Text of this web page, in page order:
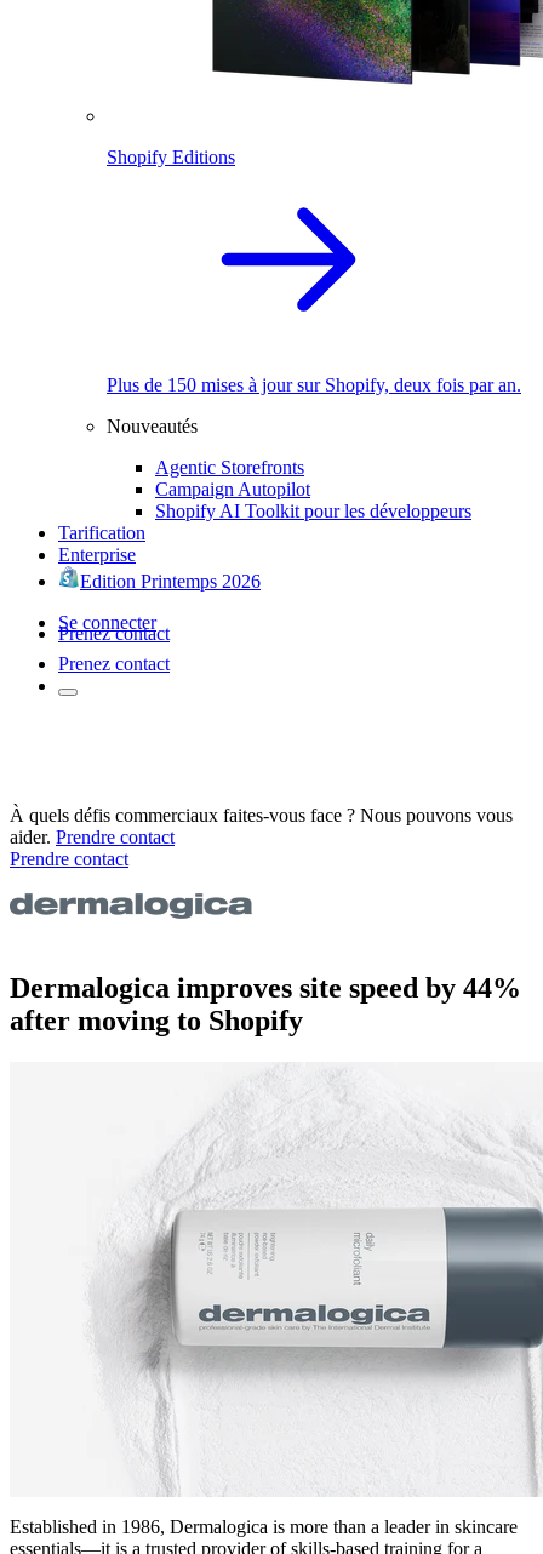
Shopify Editions
Plus de 150 mises à jour sur Shopify, deux fois par an.
Nouveautés
Agentic Storefronts
Campaign Autopilot
Shopify AI Toolkit pour les développeurs
Tarification
Enterprise
Edition Printemps 2026
Se connecter
Prenez contact
Prenez contact
À quels défis commerciaux faites-vous face ? Nous pouvons vous
aider. Prendre contact
Prendre contact
Dermalogica improves site speed by 44%
after moving to Shopify
Established in 1986, Dermalogica is more than a leader in skincare
essentials—it is a trusted provider of skills-based training for a